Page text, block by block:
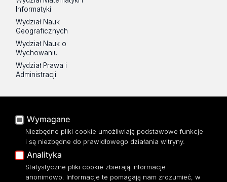
Informatyki
Wydział Nauk
Geograficznych
Wydział Nauk o
Wychowaniu
Wydział Prawa i
Administracji
Poczta UŁ
USOSWeb
Portal Pracowniczy
Baza Aktów Własnych
Platforma e-learningowa
Moodle
Wymagane
Niezbędne pliki cookie umożliwiają podstawowe funkcje
i są niezbędne do prawidłowego działania witryny.
Analityka
Statystyczne pliki cookie zbierają informacje
anonimowo. Informacje te pomagają nam zrozumieć, w